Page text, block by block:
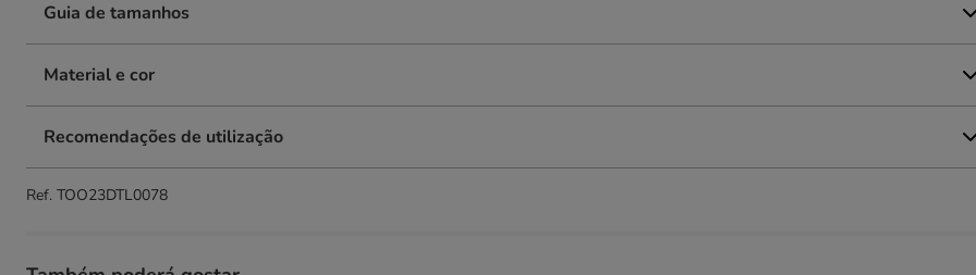
Guia de tamanhos
Material e cor
Recomendações de utilização
Ref. TOO23DTL0078